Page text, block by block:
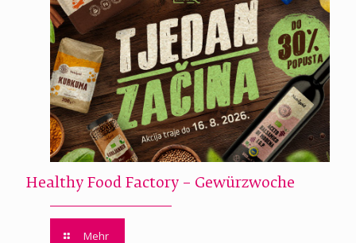
Healthy Food Factory – Gewürzwoche
Mehr